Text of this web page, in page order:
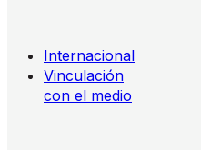
Internacional
Vinculación
con el medio